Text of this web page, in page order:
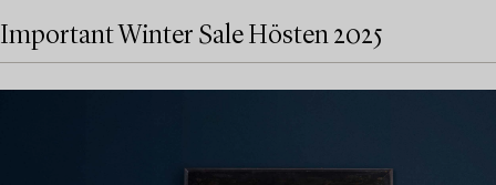
Important Winter Sale Hösten 2025